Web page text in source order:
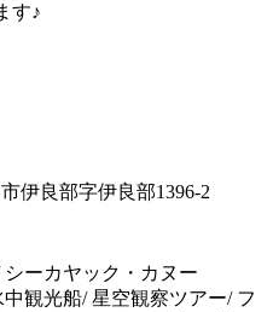
す♪
伊良部字伊良部1396-2
ーカヤック・カヌー
中観光船/ 星空観察ツアー/ フ